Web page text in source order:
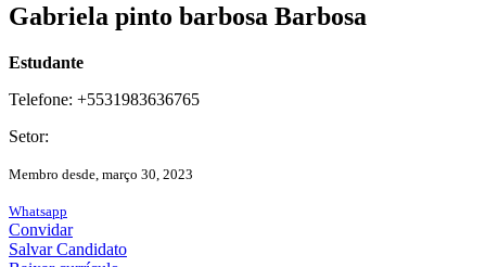
Gabriela pinto barbosa Barbosa
Estudante
Telefone: +5531983636765
Setor:
Membro desde, março 30, 2023
Whatsapp
Convidar
Salvar Candidato